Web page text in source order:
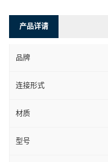
产品详请
品牌
连接形式
材质
型号